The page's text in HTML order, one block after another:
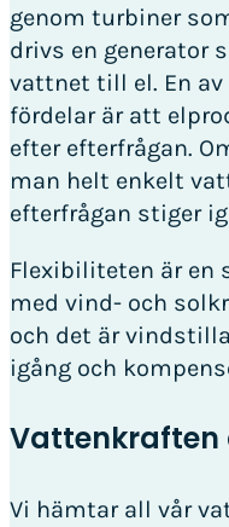
genom turbiner
drivs en generator
vattnet till el. En
fördelar är att
efter efterfrågan.
man helt enkelt
efterfrågan stiger
Flexibiliteten är en
med vind- och
och det är
igång och
Vattenkraften
Vi hämtar all vår